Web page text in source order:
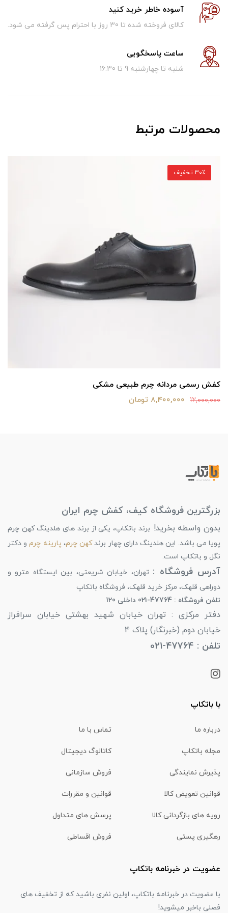
آسوده خاطر خرید کنید
کالای فروخته شده تا 30 روز با احترام پس گرفته می شود.
ساعت پاسخگویی
شنبه تا چهارشنبه 9 تا 16.30
محصولات مرتبط
کفش رسمی مردانه چرم طبیعی مشکی
12,000,000 8,400,000 تومان
30٪ تخفیف
بزرگترین فروشگاه کیف، کفش چرم ایران
بدون واسطه بخرید! برند باتکاپ، یکی از برند های هلدینگ کهن چرم
پویا می باشد. این هلدینگ دارای چهار برندکهن چرم، پارینه چرمو دکتر
نگل و باتکاپ است.
آدرس فروشگاه : تهران، خیابان شریعتی، بین ایستگاه مترو و
دوراهی قلهک، مرکز خرید قلهک، فروشگاه باتکاپ
تلفن فروشگاه : 47764-021 داخلی 120
دفتر مرکزی : تهران خیابان شهید بهشتی خیابان سرافراز
خیابان دوم (خبرنگار) پلاک 4
تلفن : 47764-021
با باتکاپ
درباره ما تماس با ما
مجله باتکاپ کاتالوگ دیجیتال
پذیرش نمایندگی فروش سازمانی
قوانین تعویض کالا قوانین و مقررات
رویه های بازگردانی کالا پرسش های متداول
رهگیری پستی فروش اقساطی
عضویت در خبرنامه باتکاپ
با عضویت در خبرنامه باتکاپ، اولین نفری باشید که از تخفیف های
فصلی باخبر میشوید!